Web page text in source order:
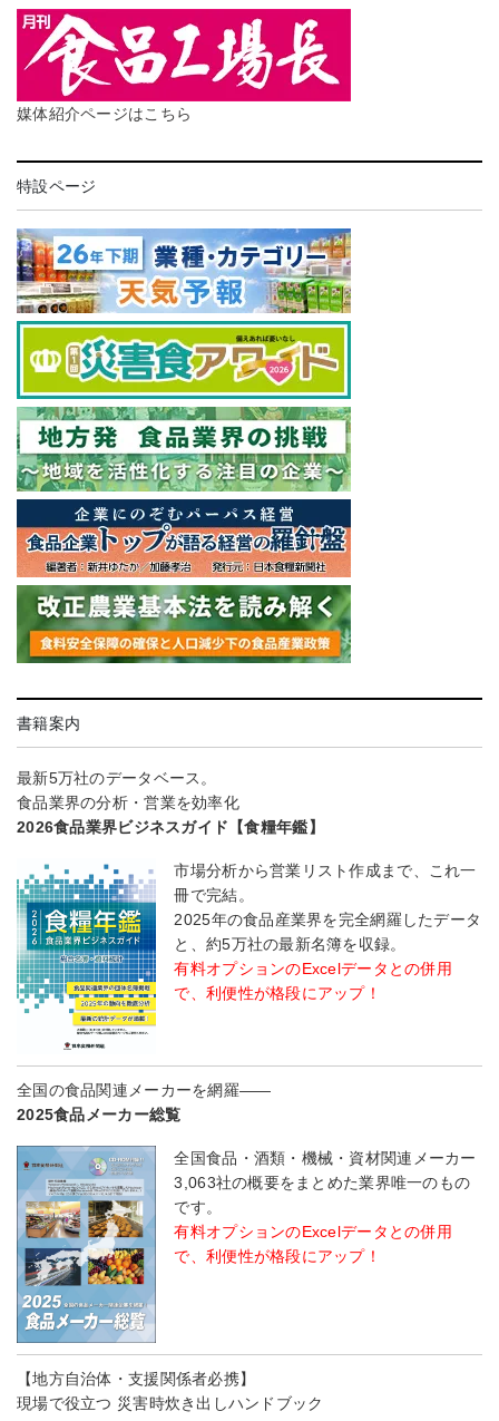
媒体紹介ページはこちら
特設ページ
書籍案内
最新5万社のデータベース。
食品業界の分析・営業を効率化
2026食品業界ビジネスガイド【食糧年鑑】
市場分析から営業リスト作成まで、これ一
冊で完結。
2025年の食品産業界を完全網羅したデータ
と、約5万社の最新名簿を収録。
有料オプションのExcelデータとの併用
で、利便性が格段にアップ！
全国の食品関連メーカーを網羅――
2025食品メーカー総覧
全国食品・酒類・機械・資材関連メーカー
3,063社の概要をまとめた業界唯一のもの
です。
有料オプションのExcelデータとの併用
で、利便性が格段にアップ！
【地方自治体・支援関係者必携】
現場で役立つ 災害時炊き出しハンドブック